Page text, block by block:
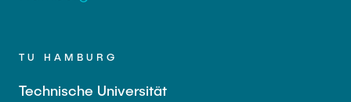
TU HAMBURG
Technische Universität